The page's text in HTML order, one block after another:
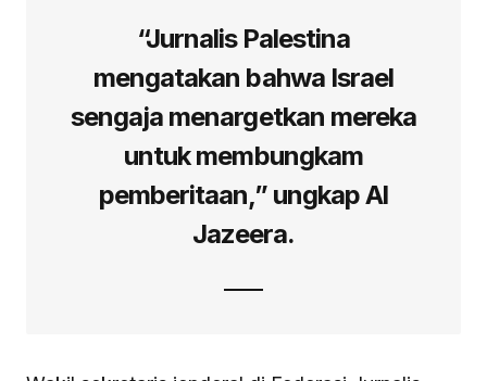
“Jurnalis Palestina
mengatakan bahwa Israel
sengaja menargetkan mereka
untuk membungkam
pemberitaan,” ungkap Al
Jazeera.